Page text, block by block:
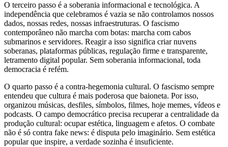
O terceiro passo é a soberania informacional e tecnológica. A
independência que celebramos é vazia se não controlamos nossos
dados, nossas redes, nossas infraestruturas. O fascismo
contemporâneo não marcha com botas: marcha com cabos
submarinos e servidores. Reagir a isso significa criar nuvens
soberanas, plataformas públicas, regulação firme e transparente,
letramento digital popular. Sem soberania informacional, toda
democracia é refém.
O quarto passo é a contra-hegemonia cultural. O fascismo sempre
entendeu que cultura é mais poderosa que baioneta. Por isso,
organizou músicas, desfiles, símbolos, filmes, hoje memes, vídeos e
podcasts. O campo democrático precisa recuperar a centralidade da
produção cultural: ocupar estética, linguagem e afetos. O combate
não é só contra fake news: é disputa pelo imaginário. Sem estética
popular que inspire, a verdade sozinha é insuficiente.